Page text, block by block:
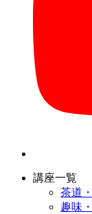
講座一覧
茶道
趣味